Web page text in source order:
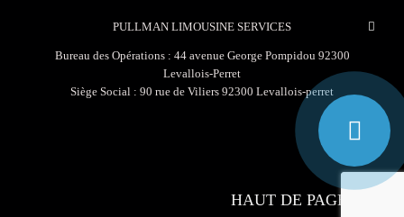
PULLMAN LIMOUSINE SERVICES
Bureau des Opérations : 44 avenue George Pompidou 92300
Levallois-Perret
Siège Social : 90 rue de Viliers 92300 Levallois-perret
HAUT DE PAGE